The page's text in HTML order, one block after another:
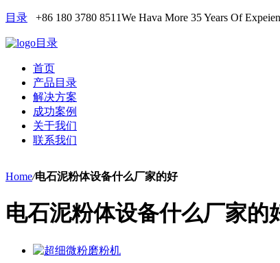
目录 +86 180 3780 8511We Hava More 35 Years Of
目录
首页
产品目录
解决方案
成功案例
关于我们
联系我们
Home/电石泥粉体设备什么厂家的好
电石泥粉体设备什么厂家的